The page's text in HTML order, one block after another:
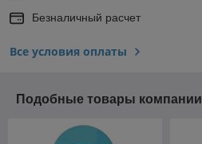
Безналичный расчет
Все условия оплаты
Подобные товары компании